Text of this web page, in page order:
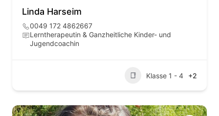
Linda Harseim
0049 172 4862667
Lerntherapeutin & Ganzheitliche Kinder- und
Jugendcoachin
Klasse 1 - 4 +2